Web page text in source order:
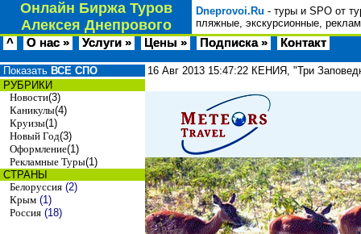
Онлайн Биржа Туров
Алексея Днепрового
Dneprovoi.Ru - туры и SPO от
пляжные, экскурсионные,
^ О нас » Услуги » Цены » Подписка » Контакт
Показать ВСЕ СПО
РУБРИКИ
Новости(3)
Каникулы(4)
Круизы(1)
Новый Год(3)
Оформление(1)
Рекламные Туры(1)
СТРАНЫ
Белоруссия (2)
Крым (1)
Россия (18)
16 Авг 2013 15:47:22 КЕНИЯ, "Три